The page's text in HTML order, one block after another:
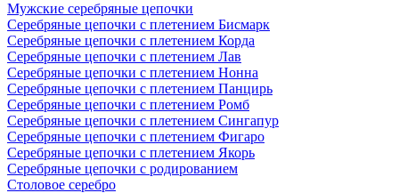
Мужские серебряные цепочки
Серебряные цепочки с плетением Бисмарк
Серебряные цепочки с плетением Корда
Серебряные цепочки с плетением Лав
Серебряные цепочки с плетением Нонна
Серебряные цепочки с плетением Панцирь
Серебряные цепочки с плетением Ромб
Серебряные цепочки с плетением Сингапур
Серебряные цепочки с плетением Фигаро
Серебряные цепочки с плетением Якорь
Серебряные цепочки с родированием
Столовое серебро